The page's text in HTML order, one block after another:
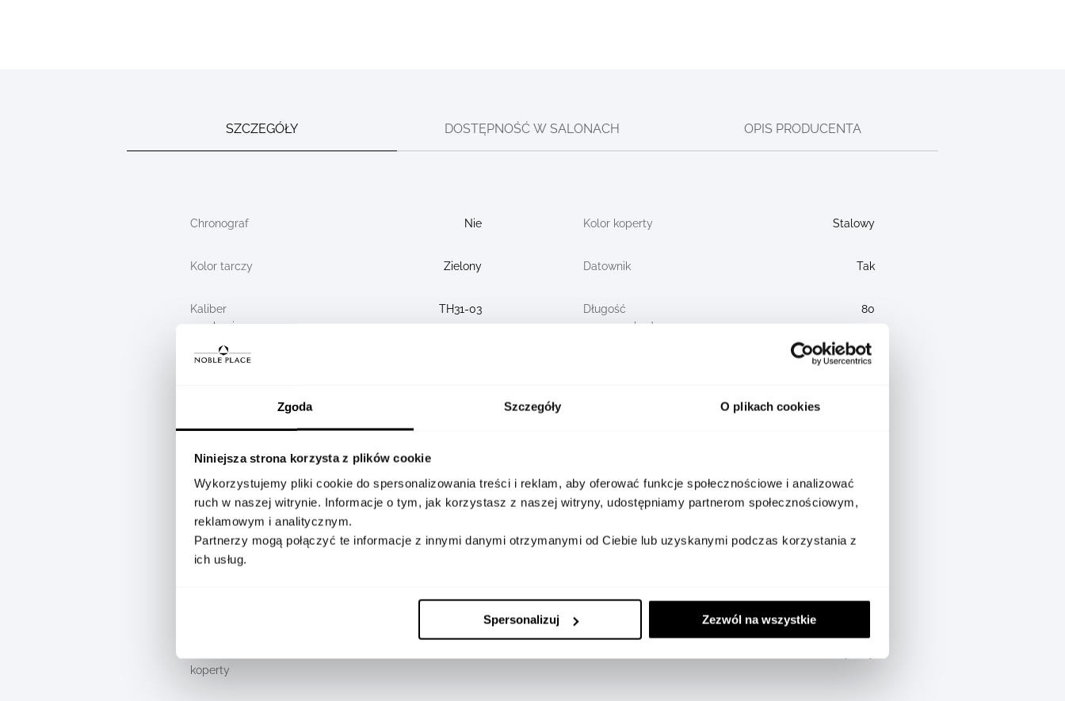
Zgoda Szczegóły O plikach cookies
Niniejsza strona korzysta z plików cookie
Wykorzystujemy pliki cookie do spersonalizowania treści i reklam, aby oferować funkcje społecznościowe i analizować
ruch w naszej witrynie. Informacje o tym, jak korzystasz z naszej witryny, udostępniamy partnerom społecznościowym,
reklamowym i analitycznym.
Partnerzy mogą połączyć te informacje z innymi danymi otrzymanymi od Ciebie lub uzyskanymi podczas korzystania z
ich usług.
Spersonalizuj Zezwól na wszystkie
SZCZEGÓŁY
specification
Chronograf Nie Kolor koperty Stalowy
Kolor tarczy Zielony Datownik Tak
Kaliber
mechanizmu
TH31-03
Długość
rezerwy chodu
80
Rodzaj Zegarek
Wodoszczelność
(BAR)
Rodzaj zapięcia Motylkowe
koperty
DOSTĘPNOŚĆ W SALONACH OPIS PRODUCENTA